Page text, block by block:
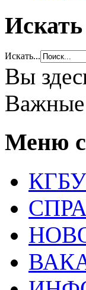
Искать
Искать...
Вы
Важные
Меню